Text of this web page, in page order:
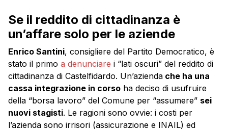
Se il reddito di cittadinanza è
un’affare solo per le aziende
Enrico Santini, consigliere del Partito Democratico, è
stato il primo a denunciare i “lati oscuri” del reddito di
cittadinanza di Castelfidardo. Un’azienda che ha una
cassa integrazione in corso ha deciso di usufruire
della “borsa lavoro” del Comune per “assumere” sei
nuovi stagisti. Le ragioni sono ovvie: i costi per
l’azienda sono irrisori (assicurazione e INAIL) ed